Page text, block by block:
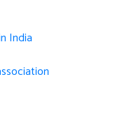
India